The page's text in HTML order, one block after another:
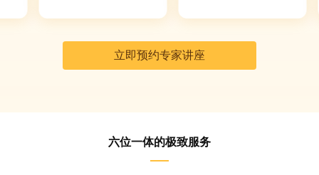
立即预约专家讲座
六位一体的极致服务